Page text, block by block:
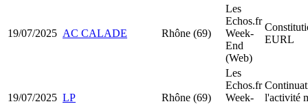
19/07/2025 AC CALADE Rhône (69)
Les
Echos.fr
Week-
End
(Web)
EURL
19/07/2025 LP Rhône (69)
Les
Echos.fr
Week-
l'activité